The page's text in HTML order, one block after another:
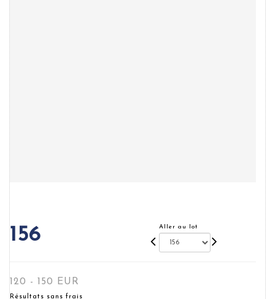
156 Aller au lot
120 - 150 EUR
Résultats sans frais